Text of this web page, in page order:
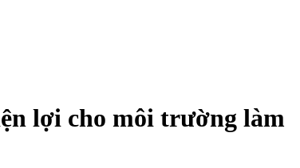
lợi cho môi trường làm